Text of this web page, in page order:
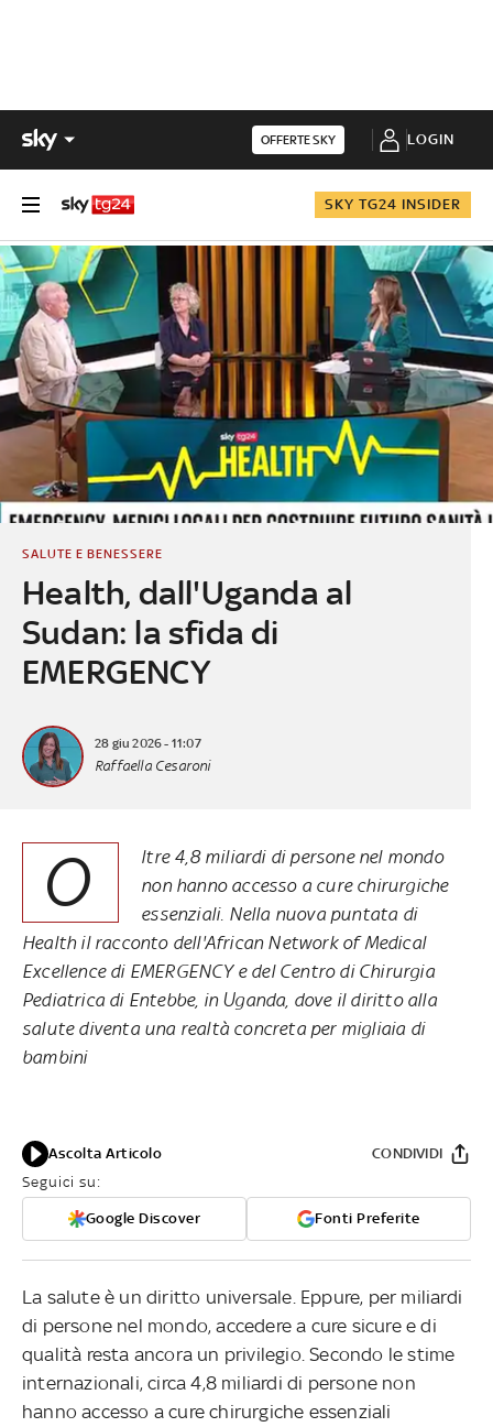
OFFERTE SKY LOGIN
SKY TG24 INSIDER
Health, dall'Uganda al
Sudan: la sfida di
EMERGENCY
SALUTE E BENESSERE
28 giu 2026 - 11:07
Raffaella Cesaroni
O
ltre 4,8 miliardi di persone nel mondo
non hanno accesso a cure chirurgiche
essenziali. Nella nuova puntata di
Health il racconto dell'African Network of Medical
Excellence di EMERGENCY e del Centro di Chirurgia
Pediatrica di Entebbe, in Uganda, dove il diritto alla
salute diventa una realtà concreta per migliaia di
bambini
Ascolta Articolo
Seguici su:
Google Discover Fonti Preferite
CONDIVIDI
La salute è un diritto universale. Eppure, per miliardi
di persone nel mondo, accedere a cure sicure e di
qualità resta ancora un privilegio. Secondo le stime
internazionali, circa 4,8 miliardi di persone non
hanno accesso a cure chirurgiche essenziali